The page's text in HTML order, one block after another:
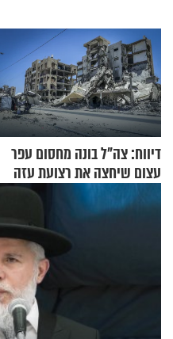
דיווח: צה"ל בונה מחסום עפר
עצום שיחצה את רצועת עזה
לשניים